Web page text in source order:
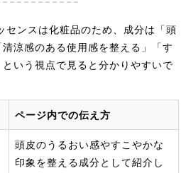
センスは化粧品のため、成分は「頭
涼感のある使用感を整える」「す
いう視点で見ると分かりやすいで
ページ内での伝え方
頭皮のうるおい感やすこやかな
印象を整える成分として紹介し